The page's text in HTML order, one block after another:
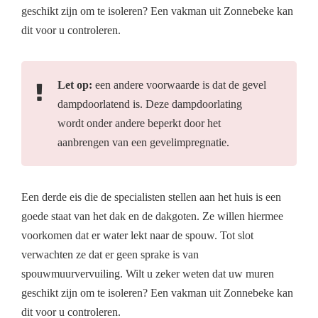
geschikt zijn om te isoleren? Een vakman uit Zonnebeke kan
dit voor u controleren.
Let op: een andere voorwaarde is dat de gevel
dampdoorlatend is. Deze dampdoorlating
wordt onder andere beperkt door het
aanbrengen van een gevelimpregnatie.
Een derde eis die de specialisten stellen aan het huis is een
goede staat van het dak en de dakgoten. Ze willen hiermee
voorkomen dat er water lekt naar de spouw. Tot slot
verwachten ze dat er geen sprake is van
spouwmuurvervuiling. Wilt u zeker weten dat uw muren
geschikt zijn om te isoleren? Een vakman uit Zonnebeke kan
dit voor u controleren.